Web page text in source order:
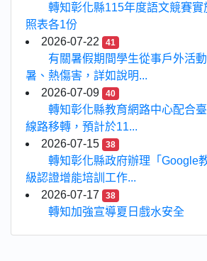
轉知彰化縣115年度語文競賽
照表各1份
2026-07-22
41
有關暑假期間學生從事戶外活
暑、熱傷害，詳如說明...
2026-07-09
40
轉知彰化縣教育網路中心配合
線路移轉，預計於11...
2026-07-15
38
轉知彰化縣政府辦理「Google
級認證增能培訓工作...
2026-07-17
38
轉知加強宣導夏日戲水安全